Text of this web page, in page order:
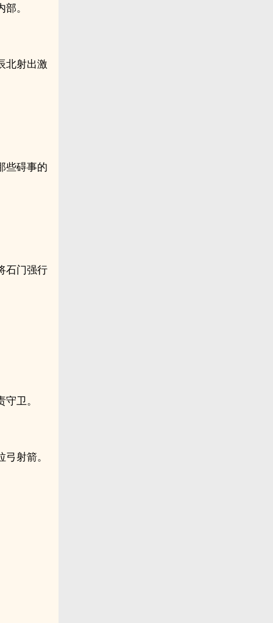
。
北射出激
些碍事的
石门强行
卫。
射箭。